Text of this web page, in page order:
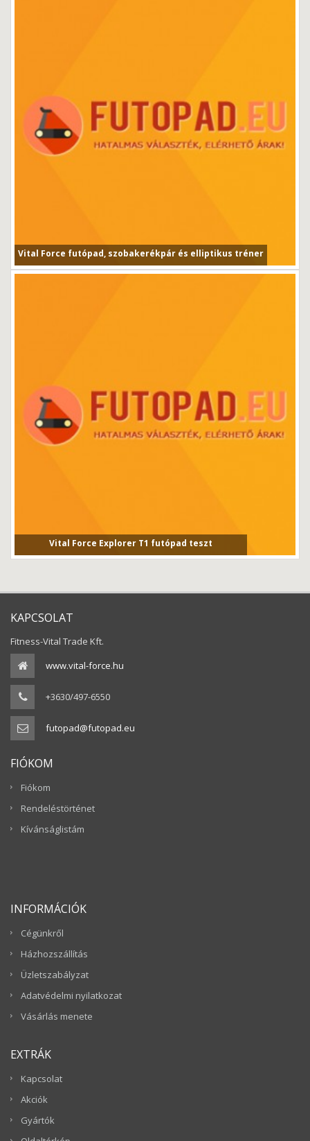
Vital Force futópad, szobakerékpár és elliptikus tréner
Vital Force Explorer T1 futópad teszt
KAPCSOLAT
Fitness-Vital Trade Kft.
www.vital-force.hu
+3630/497-6550
futopad@futopad.eu
FIÓKOM
Fiókom
Rendeléstörténet
Kívánságlistám
INFORMÁCIÓK
Cégünkről
Házhozszállítás
Üzletszabályzat
Adatvédelmi nyilatkozat
Vásárlás menete
EXTRÁK
Kapcsolat
Akciók
Gyártók